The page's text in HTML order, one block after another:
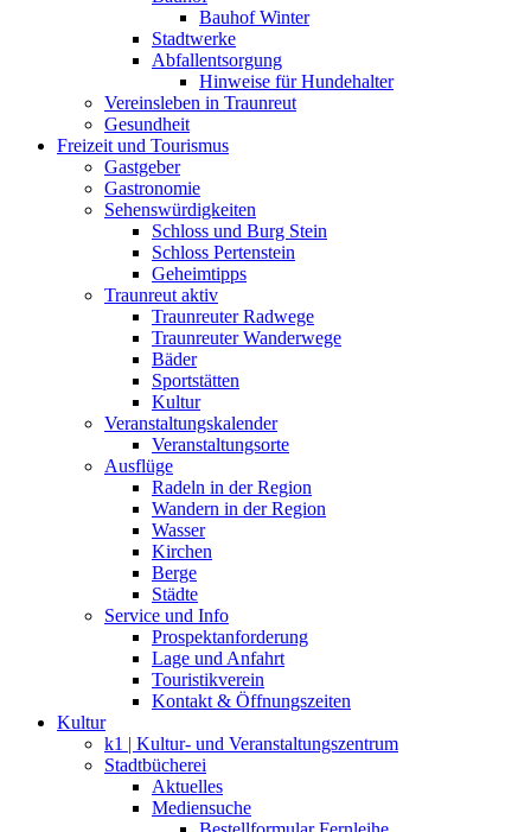
Bauhof Winter
Stadtwerke
Abfallentsorgung
Hinweise für Hundehalter
Vereinsleben in Traunreut
Gesundheit
Freizeit und Tourismus
Gastgeber
Gastronomie
Sehenswürdigkeiten
Schloss und Burg Stein
Schloss Pertenstein
Geheimtipps
Traunreut aktiv
Traunreuter Radwege
Traunreuter Wanderwege
Bäder
Sportstätten
Kultur
Veranstaltungskalender
Veranstaltungsorte
Ausflüge
Radeln in der Region
Wandern in der Region
Wasser
Kirchen
Berge
Städte
Service und Info
Prospektanforderung
Lage und Anfahrt
Touristikverein
Kontakt & Öffnungszeiten
Kultur
k1 | Kultur- und Veranstaltungszentrum
Stadtbücherei
Aktuelles
Mediensuche